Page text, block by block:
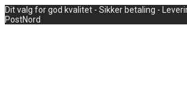
Dit valg for god kvalitet - Sikker betaling -
PostNord